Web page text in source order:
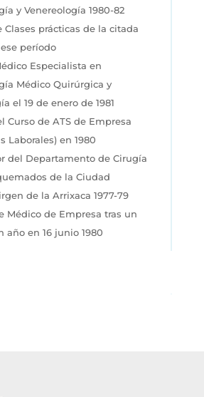
y Venereología 1980-82
Clases prácticas de la citada
período
Especialista en
Médico Quirúrgica y
el 19 de enero de 1981
Curso de ATS de Empresa
Laborales) en 1980
del Departamento de Cirugía
de la Ciudad
de la Arrixaca 1977-79
Médico de Empresa tras un
año en 16 junio 1980